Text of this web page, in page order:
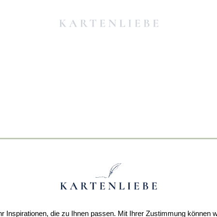
Inspirationen, die zu Ihnen passen. Mit Ihrer Zustimmung können